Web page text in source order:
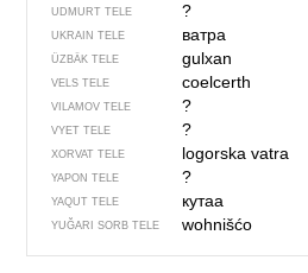
UDMURT TELE ?
UKRAIN TELE ватра
ÜZBÄK TELE gulxan
VELS TELE coelcerth
VILAMOV TELE ?
VYET TELE ?
XORVAT TELE logorska vatra
YAPON TELE ?
YAQUT TELE кутаа
YUĞARI SORB TELE wohnišćo